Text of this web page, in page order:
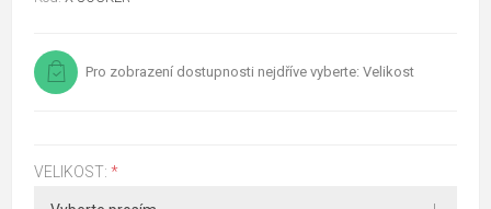
Pro zobrazení dostupnosti nejdříve vyberte: Velikost
VELIKOST: *